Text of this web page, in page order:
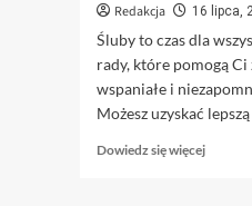
Redakcja 16 lipca,
Śluby to czas dla
rady, które pomogą
wspaniałe i
Możesz uzyskać lepszą
Dowiedz się więcejDowiedz